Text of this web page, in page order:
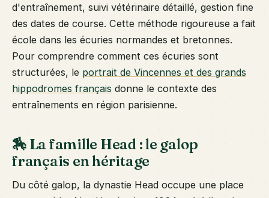
d'entraînement, suivi vétérinaire détaillé, gestion fine
des dates de course. Cette méthode rigoureuse a fait
école dans les écuries normandes et bretonnes.
Pour comprendre comment ces écuries sont
structurées, le portrait de Vincennes et des grands
hippodromes français donne le contexte des
entraînements en région parisienne.
🏇 La famille Head : le galop
français en héritage
Du côté galop, la dynastie Head occupe une place